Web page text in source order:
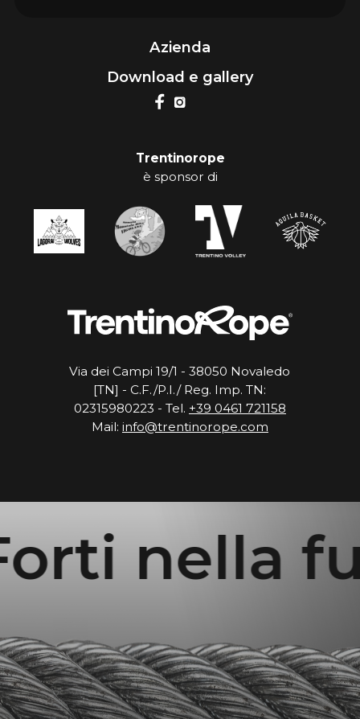
Via dei Campi 19/1 - 38050 Novaledo
[TN] - C.F./P.I./ Reg. Imp. TN:
02315980223 - Tel. +39 0461 721158
Mail: info@trentinorope.com
Trentinorope
è sponsor di
Azienda
Download e gallery
nella